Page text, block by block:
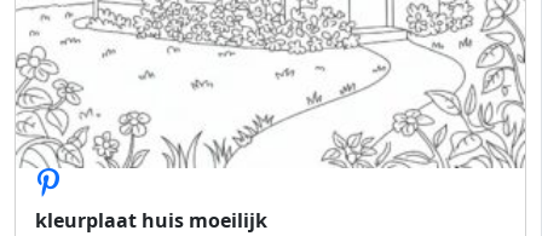
kleurplaat huis moeilijk